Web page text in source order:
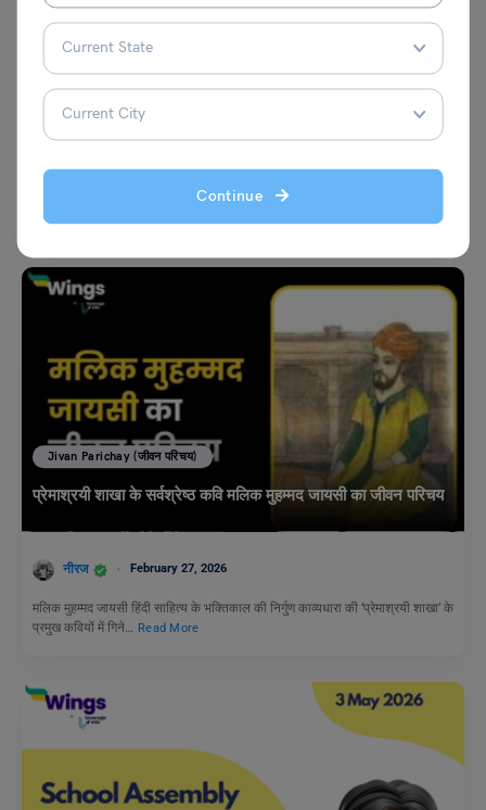
Continue
School Education
महात्मा ज्योतिबा फुले का जीवन परिचय एवं सुधार आंदोलन
ज्योतिराव फुले एक भारतीय समाज सुधारक, लेखक, मानवतावादी विचारक और किसान विशेषज्ञ
Jivan Parichay (जीवन परिचय)
प्रेमाश्रयी शाखा के सर्वश्रेष्ठ कवि मलिक मुहम्मद जायसी का जीवन परिचय
नीरज February 27, 2026
मलिक मुहम्मद जायसी हिंदी साहित्य के भक्तिकाल की निर्गुण काव्यधारा की ‘प्रेमाश्रयी शाखा’ के
प्रमुख कवियों में गिने… Read More